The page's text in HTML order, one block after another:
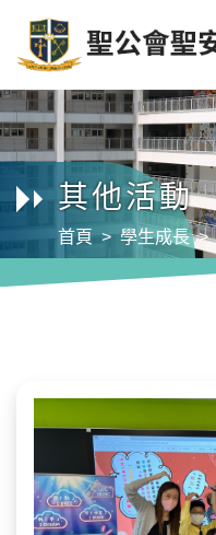
其他活動
首頁 學生成長